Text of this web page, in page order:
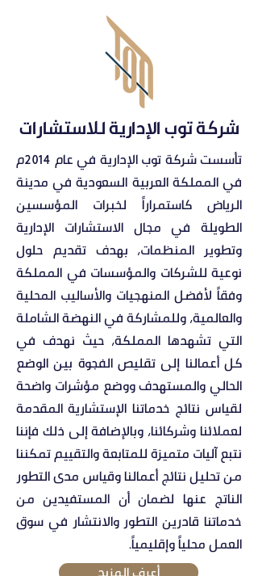
شركة توب الإدارية للاستشارات
تأسست شركة توب الإدارية في عام 2014م
في المملكة العربية السعودية في مدينة
الرياض كاستمراراً لخبرات المؤسسين
الطويلة في مجال الاستشارات الإدارية
وتطوير المنظمات، بهدف تقديم حلول
نوعية للشركات والمؤسسات في المملكة
وفقاً لأفضل المنهجيات والأساليب المحلية
والعالمية، وللمشاركة في النهضة الشاملة
التي تشهدها المملكة، حيث نهدف في
كل أعمالنا إلى تقليص الفجوة بين الوضع
الحالي والمستهدف ووضع مؤشرات واضحة
لقياس نتائج خدماتنا الإستشارية المقدمة
لعملائنا وشركائنا، وبالإضافة إلى ذلك فإننا
نتبع آليات متميزة للمتابعة والتقييم تمكننا
من تحليل نتائج أعمالنا وقياس مدى التطور
الناتج عنها لضمان أن المستفيدين من
خدماتنا قادرين التطور والانتشار في سوق
العمل محلياً وإقليمياً.